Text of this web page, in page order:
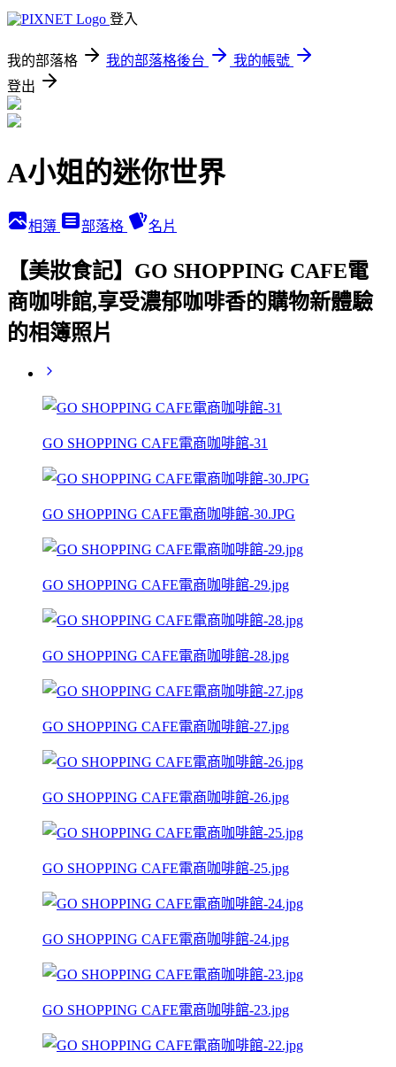
登入
我的部落格 我的部落格後台
我的帳號
登出
A小姐的迷你世界
相簿 部落格 名片
【美妝食記】GO SHOPPING CAFE電
商咖啡館,享受濃郁咖啡香的購物新體驗
的相簿照片
GO SHOPPING CAFE電商咖啡館-31
GO SHOPPING CAFE電商咖啡館-30.JPG
GO SHOPPING CAFE電商咖啡館-29.jpg
GO SHOPPING CAFE電商咖啡館-28.jpg
GO SHOPPING CAFE電商咖啡館-27.jpg
GO SHOPPING CAFE電商咖啡館-26.jpg
GO SHOPPING CAFE電商咖啡館-25.jpg
GO SHOPPING CAFE電商咖啡館-24.jpg
GO SHOPPING CAFE電商咖啡館-23.jpg